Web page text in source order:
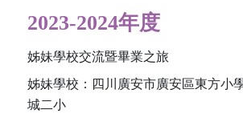
2023-2024年度
姊妹學校交流暨畢業之旅
姊妹學校：四川廣安市廣安區東方小
城二小